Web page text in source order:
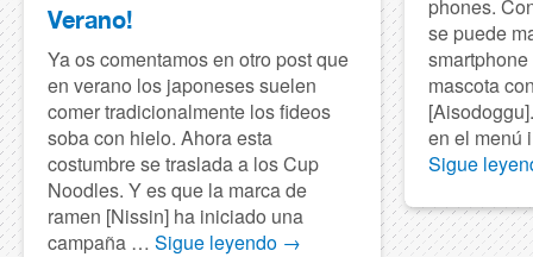
Verano!
Ya os comentamos en otro post que
en verano los japoneses suelen
comer tradicionalmente los fideos
soba con hielo. Ahora esta
costumbre se traslada a los Cup
Noodles. Y es que la marca de
ramen [Nissin] ha iniciado una
campaña … Sigue leyendo →
phones.
se puede
mascota
en el menú
Sigue